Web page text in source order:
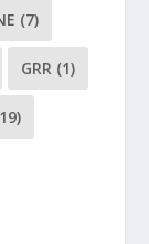
(7)
GRR (1)